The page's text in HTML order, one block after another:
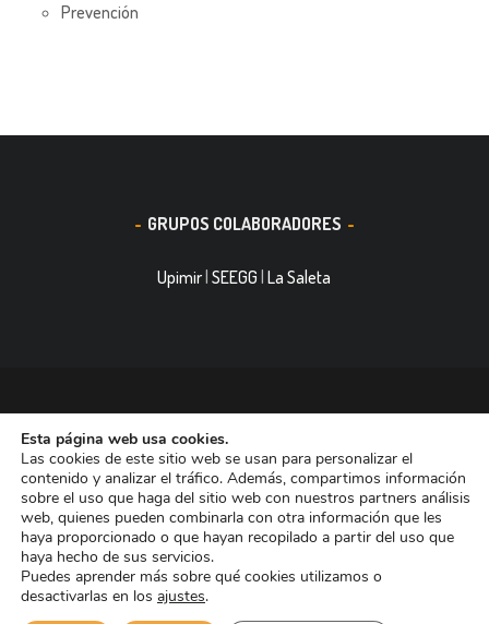
Prevención
GRUPOS COLABORADORES
Upimir |SEEGG |La Saleta
© 2016, Smith&Nephew, S.A. es un negocio mundial de
tecnología médica dedicada a mejorar la vida de las personas.
Nuestras divisiones de negocio ocupan las primeras posiciones
entre las empresas dedicadas a Reconstrucción Ortopédica,
Curación de heridas Medicina del Deporte y Trauma. Tiene casi
11.000 trabajadores en todo el mundo y está presente en más de
90 países.
Aviso de Cookies Aviso Legal
Esta página web usa cookies.
Las cookies de este sitio web se usan para personalizar el
contenido y analizar el tráfico. Además, compartimos información
sobre el uso que haga del sitio web con nuestros partners análisis
web, quienes pueden combinarla con otra información que les
haya proporcionado o que hayan recopilado a partir del uso que
haya hecho de sus servicios.
Puedes aprender más sobre qué cookies utilizamos o
desactivarlas en los ajustes.